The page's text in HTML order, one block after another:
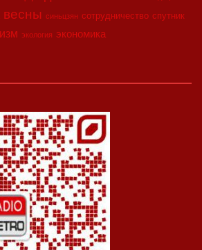
весны синьцзян сотрудничество спутник
экология экономика